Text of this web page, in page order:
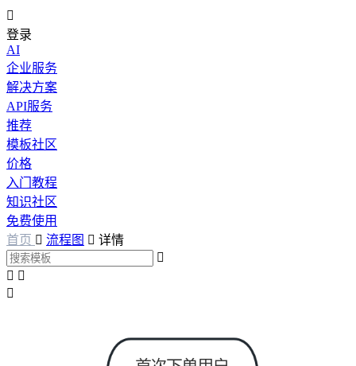

登录
AI
企业服务
解决方案
API服务
推荐
模板社区
价格
入门教程
知识社区
免费使用
首页  流程图  详情

 
